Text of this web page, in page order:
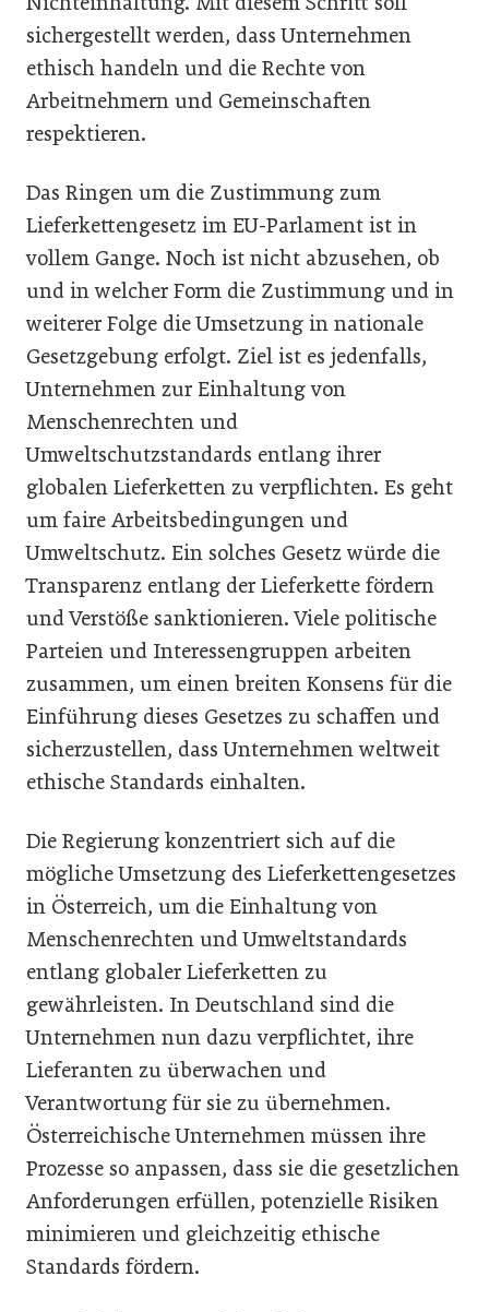
sichergestellt werden, dass Unternehmen
ethisch handeln und die Rechte von
Arbeitnehmern und Gemeinschaften
respektieren.
Das Ringen um die Zustimmung zum
Lieferkettengesetz im EU-Parlament ist in
vollem Gange. Noch ist nicht abzusehen, ob
und in welcher Form die Zustimmung und in
weiterer Folge die Umsetzung in nationale
Gesetzgebung erfolgt. Ziel ist es jedenfalls,
Unternehmen zur Einhaltung von
Menschenrechten und
Umweltschutzstandards entlang ihrer
globalen Lieferketten zu verpflichten. Es geht
um faire Arbeitsbedingungen und
Umweltschutz. Ein solches Gesetz würde die
Transparenz entlang der Lieferkette fördern
und Verstöße sanktionieren. Viele politische
Parteien und Interessengruppen arbeiten
zusammen, um einen breiten Konsens für die
Einführung dieses Gesetzes zu schaffen und
sicherzustellen, dass Unternehmen weltweit
ethische Standards einhalten.
Die Regierung konzentriert sich auf die
mögliche Umsetzung des Lieferkettengesetzes
in Österreich, um die Einhaltung von
Menschenrechten und Umweltstandards
entlang globaler Lieferketten zu
gewährleisten. In Deutschland sind die
Unternehmen nun dazu verpflichtet, ihre
Lieferanten zu überwachen und
Verantwortung für sie zu übernehmen.
Österreichische Unternehmen müssen ihre
Prozesse so anpassen, dass sie die gesetzlichen
Anforderungen erfüllen, potenzielle Risiken
minimieren und gleichzeitig ethische
Standards fördern.